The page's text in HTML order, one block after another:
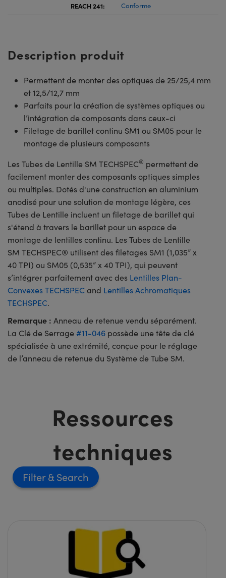
REACH 241: Conforme
Description produit
Permettent de monter des optiques de 25/25,4 mm
et 12,5/12,7 mm
Parfaits pour la création de systèmes optiques ou
l’intégration de composants dans ceux-ci
Filetage de barillet continu SM1 ou SM05 pour le
montage de plusieurs composants
Les Tubes de Lentille SM TECHSPEC® permettent de
facilement monter des composants optiques simples
ou multiples. Dotés d'une construction en aluminium
anodisé pour une solution de montage légère, ces
Tubes de Lentille incluent un filetage de barillet qui
s'étend à travers le barillet pour un espace de
montage de lentilles continu. Les Tubes de Lentille
SM TECHSPEC® utilisent des filetages SM1 (1,035” x
40 TPI) ou SM05 (0,535” x 40 TPI), qui peuvent
s’intégrer parfaitement avec des Lentilles Plan-
Convexes TECHSPEC and Lentilles Achromatiques
TECHSPEC.
Remarque : Anneau de retenue vendu séparément.
La Clé de Serrage#11-046 possède une tête de clé
spécialisée à une extrémité, conçue pour le réglage
de l’anneau de retenue du Système de Tube SM.
Ressources
techniques
Filter